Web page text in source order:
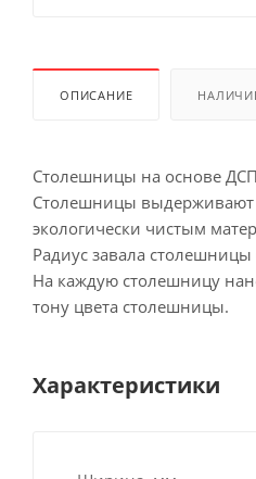
ОПИСАНИЕ
Столешницы на основе
Столешницы выдерживают
экологически чистым
Радиус завала
На каждую столешницу
тону цвета столешницы.
Характеристики